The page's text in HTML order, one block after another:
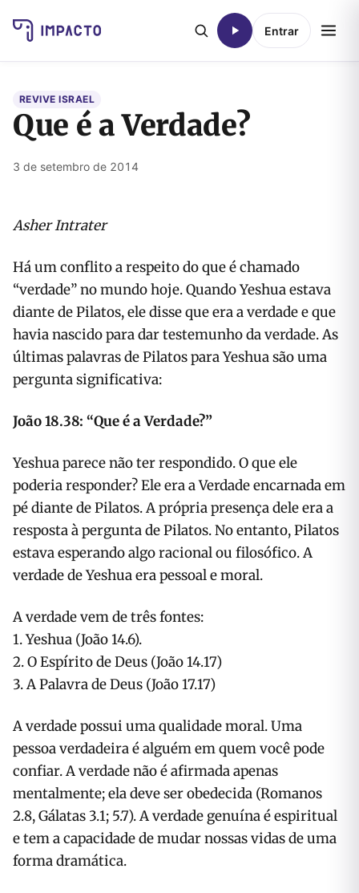
Entrar
REVIVE ISRAEL
Que é a Verdade?
3 de setembro de 2014
Asher Intrater
Há um conflito a respeito do que é chamado
“verdade” no mundo hoje. Quando Yeshua estava
diante de Pilatos, ele disse que era a verdade e que
havia nascido para dar testemunho da verdade. As
últimas palavras de Pilatos para Yeshua são uma
pergunta significativa:
João 18.38: “Que é a Verdade?”
Yeshua parece não ter respondido. O que ele
poderia responder? Ele era a Verdade encarnada em
pé diante de Pilatos. A própria presença dele era a
resposta à pergunta de Pilatos. No entanto, Pilatos
estava esperando algo racional ou filosófico. A
verdade de Yeshua era pessoal e moral.
A verdade vem de três fontes:
1. Yeshua (João 14.6).
2. O Espírito de Deus (João 14.17)
3. A Palavra de Deus (João 17.17)
A verdade possui uma qualidade moral. Uma
pessoa verdadeira é alguém em quem você pode
confiar. A verdade não é afirmada apenas
mentalmente; ela deve ser obedecida (Romanos
2.8, Gálatas 3.1; 5.7). A verdade genuína é espiritual
e tem a capacidade de mudar nossas vidas de uma
forma dramática.